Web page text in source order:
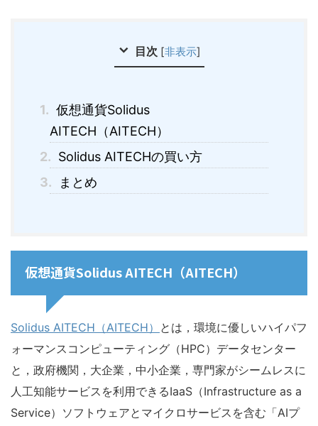
目次 [非表示]
1. 仮想通貨Solidus
AITECH（AITECH）
2. Solidus AITECHの買い方
3.
まとめ
仮想通貨Solidus AITECH（AITECH）
Solidus AITECH（AITECH） とは，環境に優しいハイパフ
ォーマンスコンピューティング（HPC）データセンター
と，政府機関，大企業，中小企業，専門家がシームレスに
人工知能サービスを利用できるIaaS（Infrastructure as a
Service）ソフトウェアとマイクロサービスを含む「AIプ